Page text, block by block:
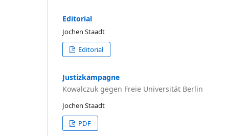
Editorial
Jochen Staadt
Editorial
Justizkampagne
Kowalczuk gegen Freie Universität Berlin
Jochen Staadt
PDF